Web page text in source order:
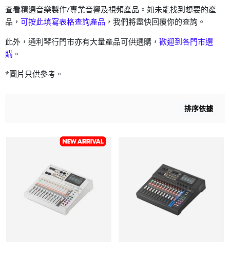
查看精選音樂製作/專業音響及視頻產品。如未能找到想要的產
品， 可按此填寫表格查詢產品 ，我們將盡快回覆你的查詢。
此外，通利琴行門市亦有大量產品可供選購， 歡迎到各門市選
購 。
*圖片只供參考。
排序依據